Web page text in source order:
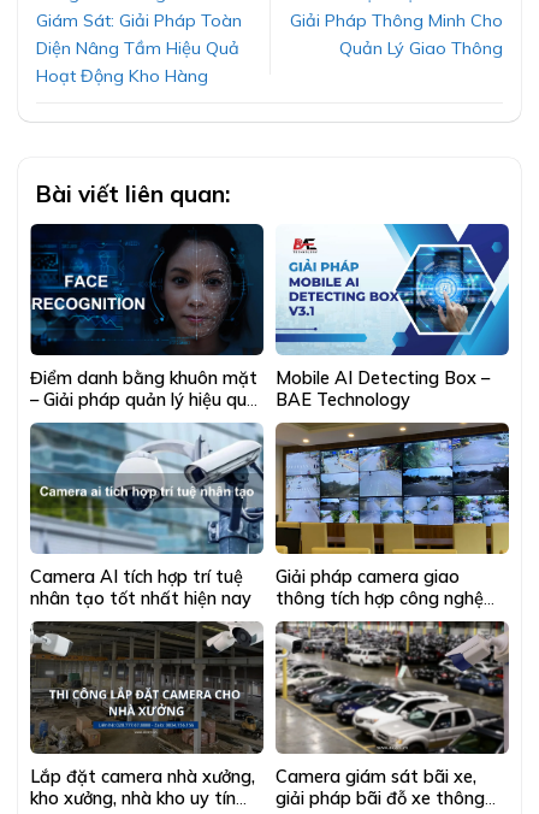
Giám Sát: Giải Pháp Toàn
Diện Nâng Tầm Hiệu Quả
Hoạt Động Kho Hàng
Giải Pháp Thông Minh Cho
Quản Lý Giao Thông
Bài viết liên quan:
Điểm danh bằng khuôn mặt
– Giải pháp quản lý hiệu quả
cho doanh nghiệp, trường
học
Mobile AI Detecting Box –
BAE Technology
Camera AI tích hợp trí tuệ
nhân tạo tốt nhất hiện nay
Giải pháp camera giao
thông tích hợp công nghệ
A.I
Lắp đặt camera nhà xưởng,
kho xưởng, nhà kho uy tín
Camera giám sát bãi xe,
giải pháp bãi đỗ xe thông